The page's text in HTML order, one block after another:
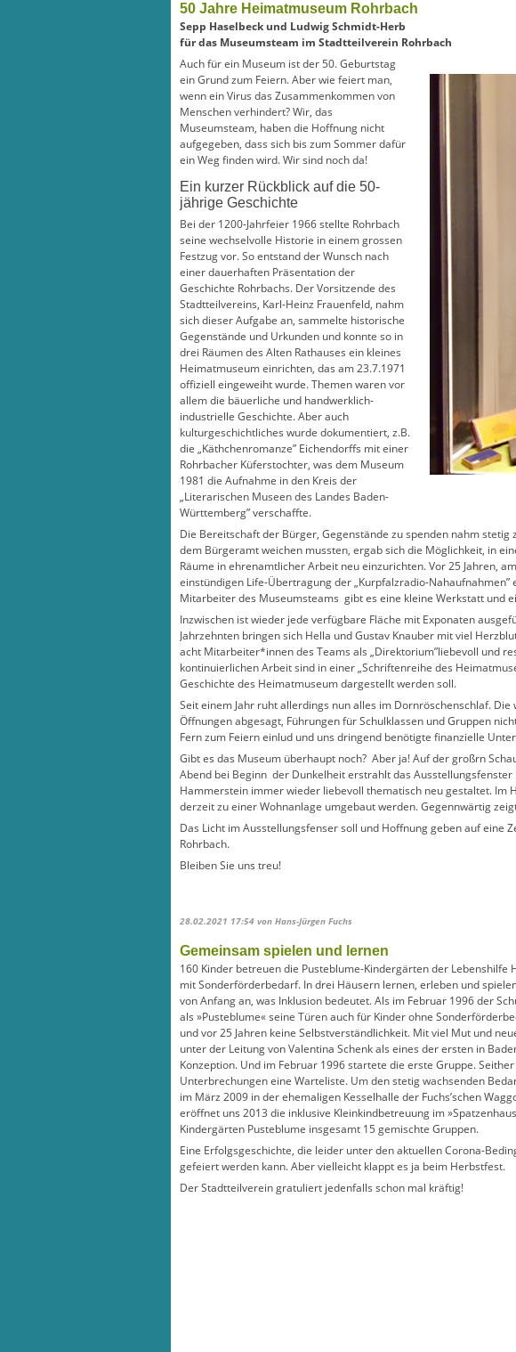
50 Jahre Heimatmuseum Rohrbach
Sepp Haselbeck und Ludwig Schmidt-Herb
für das Museumsteam im Stadtteilverein Rohrbach
Auch für ein Museum ist der 50. Geburtstag
ein Grund zum Feiern. Aber wie feiert man,
wenn ein Virus das Zusammenkommen von
Menschen verhindert? Wir, das
Museumsteam, haben die Hoffnung nicht
aufgegeben, dass sich bis zum Sommer dafür
ein Weg finden wird. Wir sind noch da!
Ein kurzer Rückblick auf die 50-
jährige Geschichte
Bei der 1200-Jahrfeier 1966 stellte Rohrbach
seine wechselvolle Historie in einem grossen
Festzug vor. So entstand der Wunsch nach
einer dauerhaften Präsentation der
Geschichte Rohrbachs. Der Vorsitzende des
Stadtteilvereins, Karl-Heinz Frauenfeld, nahm
sich dieser Aufgabe an, sammelte historische
Gegenstände und Urkunden und konnte so in
drei Räumen des Alten Rathauses ein kleines
Heimatmuseum einrichten, das am 23.7.1971
offiziell eingeweiht wurde. Themen waren vor
allem die bäuerliche und handwerklich-
industrielle Geschichte. Aber auch
kulturgeschichtliches wurde dokumentiert, z.B.
die „Käthchenromanze” Eichendorffs mit einer
Rohrbacher Küferstochter, was dem Museum
1981 die Aufnahme in den Kreis der
„Literarischen Museen des Landes Baden-
Württemberg” verschaffte.
Die Bereitschaft der Bürger, Gegenstände zu spenden nahm
dem Bürgeramt weichen mussten, ergab sich die Möglichkeit, in
Räume in ehrenamtlicher Arbeit neu einzurichten. Vor 25 Jahren,
einstündigen Life-Übertragung der „Kurpfalzradio-
Mitarbeiter des Museumsteams gibt es eine kleine Werkstatt und
Inzwischen ist wieder jede verfügbare Fläche mit Exponaten
Jahrzehnten bringen sich Hella und Gustav Knauber mit viel
acht Mitarbeiter*innen des Teams als „Direktorium”liebevoll und
kontinuierlichen Arbeit sind in einer „Schriftenreihe des
Geschichte des Heimatmuseum dargestellt werden soll.
Seit einem Jahr ruht allerdings nun alles im Dornröschenschlaf.
Öffnungen abgesagt, Führungen für Schulklassen und Gruppen
Fern zum Feiern einlud und uns dringend benötigte finanzielle
Gibt es das Museum überhaupt noch? Aber ja! Auf der großrn
Abend bei Beginn der Dunkelheit erstrahlt das
Hammerstein immer wieder liebevoll thematisch neu gestaltet. Im
derzeit zu einer Wohnanlage umgebaut werden. Gegennwärtig
Das Licht im Ausstellungsfenser soll und Hoffnung geben auf eine
Rohrbach.
Bleiben Sie uns treu!
28.02.2021 17:54 von Hans-Jürgen Fuchs
Gemeinsam spielen und lernen
160 Kinder betreuen die Pusteblume-Kindergärten der Lebenshilfe
mit Sonderförderbedarf. In drei Häusern lernen, erleben und
von Anfang an, was Inklusion bedeutet. Als im Februar 1996 der
als »Pusteblume« seine Türen auch für Kinder ohne
und vor 25 Jahren keine Selbstverständlichkeit. Mit viel Mut und
unter der Leitung von Valentina Schenk als eines der ersten in
Konzeption. Und im Februar 1996 startete die erste Gruppe.
Unterbrechungen eine Warteliste. Um den stetig wachsenden
im März 2009 in der ehemaligen Kesselhalle der Fuchs’schen
eröffnet uns 2013 die inklusive Kleinkindbetreuung im
Kindergärten Pusteblume insgesamt 15 gemischte Gruppen.
Eine Erfolgsgeschichte, die leider unter den aktuellen Corona-
gefeiert werden kann. Aber vielleicht klappt es ja beim Herbstfest.
Der Stadtteilverein gratuliert jedenfalls schon mal kräftig!